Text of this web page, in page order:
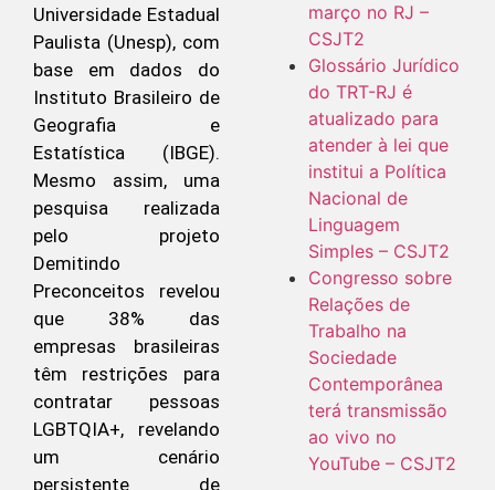
Universidade Estadual
Paulista (Unesp), com
base em dados do
Instituto Brasileiro de
Geografia e
Estatística (IBGE).
Mesmo assim, uma
pesquisa realizada
pelo projeto
Demitindo
Preconceitos revelou
que 38% das
empresas brasileiras
têm restrições para
contratar pessoas
LGBTQIA+, revelando
um cenário
persistente de
março no RJ –
CSJT2
Glossário Jurídico
do TRT-RJ é
atualizado para
atender à lei que
institui a Política
Nacional de
Linguagem
Simples – CSJT2
Congresso sobre
Relações de
Trabalho na
Sociedade
Contemporânea
terá transmissão
ao vivo no
YouTube – CSJT2